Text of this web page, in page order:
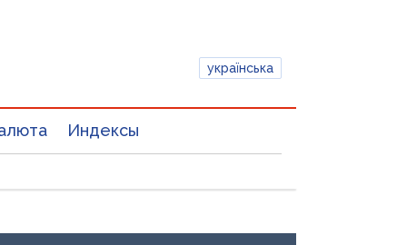
українська
Индексы